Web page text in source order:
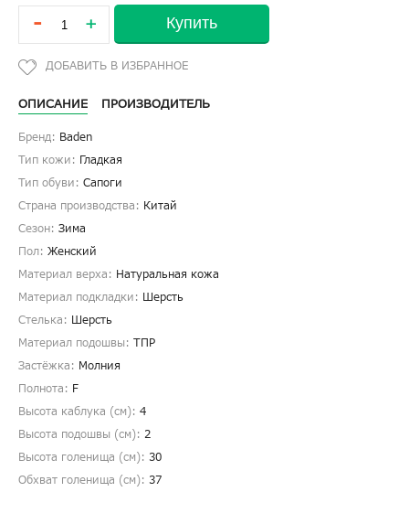
- + Купить
ОПИСАНИЕ ПРОИЗВОДИТЕЛЬ
Бренд: Baden
Тип кожи: Гладкая
Тип обуви: Сапоги
Страна производства: Китай
Сезон: Зима
Пол: Женский
Материал верха: Натуральная кожа
Материал подкладки: Шерсть
Стелька: Шерсть
Материал подошвы: ТПР
Застёжка: Молния
Полнота: F
Высота каблука (см): 4
Высота подошвы (см): 2
Высота голенища (cм): 30
Обхват голенища (cм): 37